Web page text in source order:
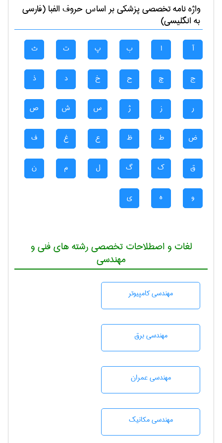
واژه نامه تخصصیپزشكیبر اساس حروف الفبا (فارسی
به انگلیسی)
آ ا ب پ ت ث
ج چ ح خ د ذ
ر ز ژ س ش ص
ض ط ظ ع غ ف
ق ک گ ل م ن
و ه ی
لغات و اصطلاحات تخصصی رشته های فنی و
مهندسی
مهندسی كامپيوتر
مهندسی برق
مهندسی عمران
مهندسی مکانیک